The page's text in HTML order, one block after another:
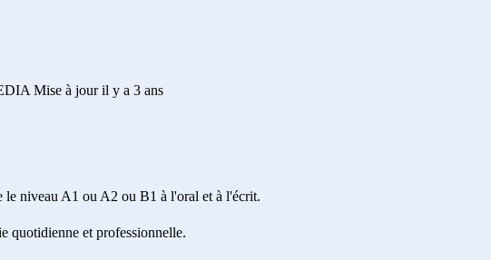
Mise à jour il y a 3 ans
le niveau A1 ou A2 ou B1 à l'oral et à l'écrit.
quotidienne et professionnelle.